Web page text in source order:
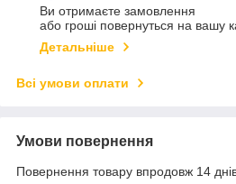
Ви отримаєте замовлення
або гроші повернуться на вашу
Детальніше
Всі умови оплати
Умови повернення
Повернення товару впродовж 14